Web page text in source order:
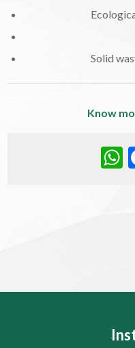
Solid
Know